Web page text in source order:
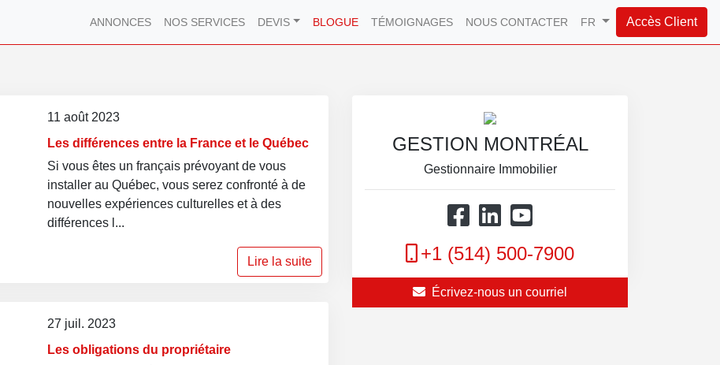
ANNONCES NOS SERVICES DEVIS BLOGUE TÉMOIGNAGES NOUS CONTACTER FR Accès Client
Lire la suite
11 août 2023
Les différences entre la France et le Québec
Si vous êtes un français prévoyant de vous
installer au Québec, vous serez confronté à de
nouvelles expériences culturelles et à des
différences l...
27 juil. 2023
Les obligations du propriétaire
GESTION MONTRÉAL
Gestionnaire Immobilier
+1 (514) 500-7900
Écrivez-nous un courriel